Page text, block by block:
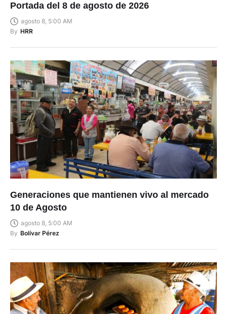
Portada del 8 de agosto de 2026
agosto 8, 5:00 AM
By HRR
Generaciones que mantienen vivo al mercado
10 de Agosto
agosto 8, 5:00 AM
By Bolívar Pérez